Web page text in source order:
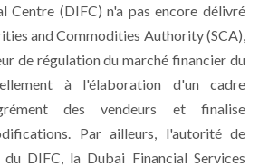
Centre (DIFC) n'a pas encore délivré
and Commodities Authority (SCA),
de régulation du marché financier du
à l'élaboration d'un cadre
des vendeurs et finalise
Par ailleurs, l'autorité de
DIFC, la Dubai Financial Services